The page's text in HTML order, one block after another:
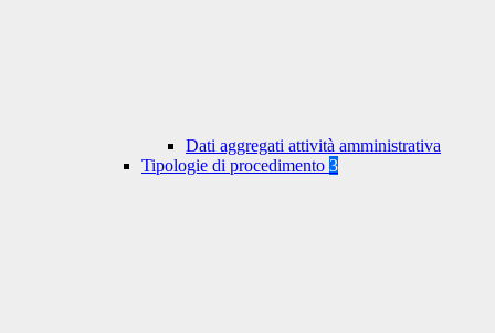
Dati aggregati attività amministrativa
Tipologie di procedimento 3